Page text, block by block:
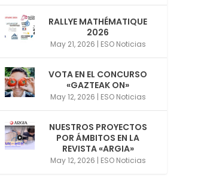
RALLYE MATHÉMATIQUE
2026
May 21, 2026 | ESO Noticias
VOTA EN EL CONCURSO
«GAZTEAK ON»
May 12, 2026 | ESO Noticias
NUESTROS PROYECTOS
POR ÁMBITOS EN LA
REVISTA «ARGIA»
May 12, 2026 | ESO Noticias